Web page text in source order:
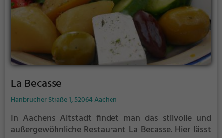
La Becasse
Hanbrucher Straße 1, 52064 Aachen
In Aachens Altstadt findet man das stilvolle und
außergewöhnliche Restaurant La Becasse. Hier lässt